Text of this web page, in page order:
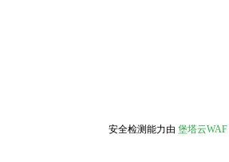
安全检测能力由 堡塔云WAF